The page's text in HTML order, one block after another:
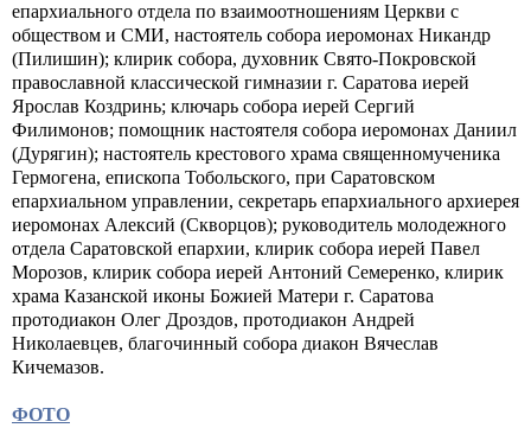
епархиального отдела по взаимоотношениям Церкви с
обществом и СМИ, настоятель собора иеромонах Никандр
(Пилишин); клирик собора, духовник Свято-Покровской
православной классической гимназии г. Саратова иерей
Ярослав Коздринь; ключарь собора иерей Сергий
Филимонов; помощник настоятеля собора иеромонах Даниил
(Дурягин); настоятель крестового храма священномученика
Гермогена, епископа Тобольского, при Саратовском
епархиальном управлении, секретарь епархиального архиерея
иеромонах Алексий (Скворцов); руководитель молодежного
отдела Саратовской епархии, клирик собора иерей Павел
Морозов, клирик собора иерей Антоний Семеренко, клирик
храма Казанской иконы Божией Матери г. Саратова
протодиакон Олег Дроздов, протодиакон Андрей
Николаевцев, благочинный собора диакон Вячеслав
Кичемазов.
ФОТО